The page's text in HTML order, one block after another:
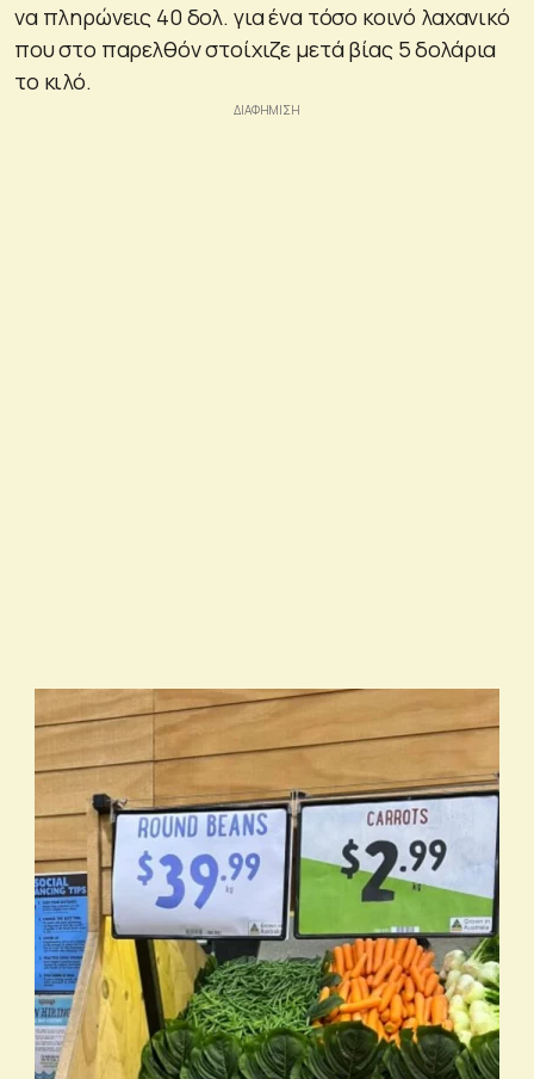
να πληρώνεις 40 δολ. για ένα τόσο κοινό λαχανικό
που στο παρελθόν στοίχιζε μετά βίας 5 δολάρια
το κιλό.